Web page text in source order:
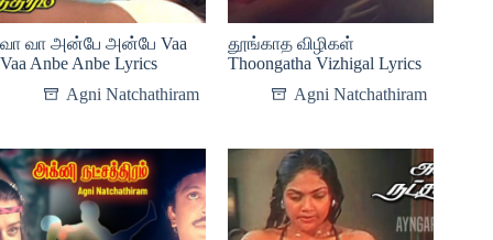
வா வா அன்பே அன்பே Vaa
Vaa Anbe Anbe Lyrics
Agni Natchathiram
தூங்காத விழிகள்
Thoongatha Vizhigal Lyrics
Agni Natchathiram